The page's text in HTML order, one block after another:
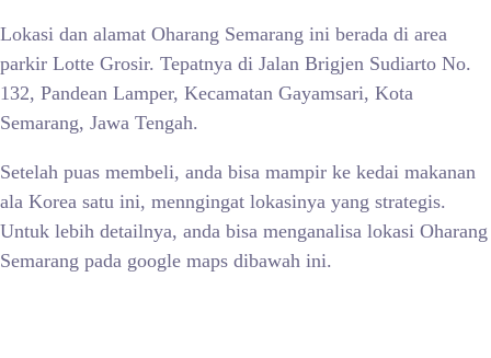
Lokasi dan alamat Oharang Semarang ini berada di area
parkir Lotte Grosir. Tepatnya di Jalan Brigjen Sudiarto No.
132, Pandean Lamper, Kecamatan Gayamsari, Kota
Semarang, Jawa Tengah.
Setelah puas membeli, anda bisa mampir ke kedai makanan
ala Korea satu ini, menngingat lokasinya yang strategis.
Untuk lebih detailnya, anda bisa menganalisa lokasi Oharang
Semarang pada google maps dibawah ini.